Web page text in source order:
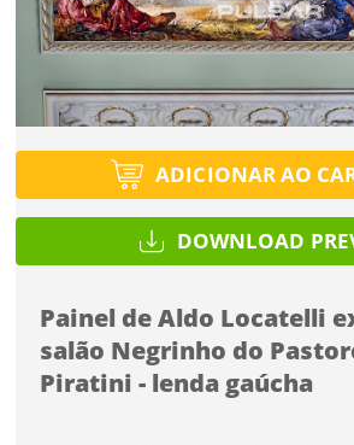
ADICIONAR AO
DOWNLOAD
Painel de Aldo Locatelli
salão Negrinho do
Piratini - lenda gaúcha
Tipo de projeto
Selecione
Tamanho
Título do projeto
Tipo de projeto
ENTRAR
Você ainda não tem
ENTRAR
ENVIAR
Tipo de projeto
Selecione
Utilização
Tamanho
Tamanho MR$ 114,00
Tamanho GR$ 171,00